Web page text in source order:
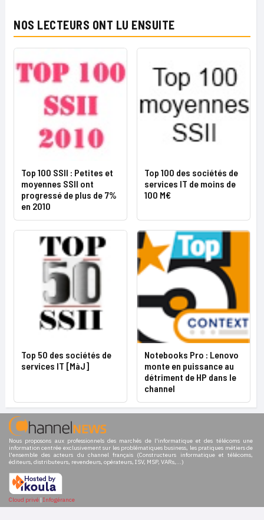
NOS LECTEURS ONT LU ENSUITE
Top 100 SSII : Petites et
moyennes SSII ont
progressé de plus de 7%
en 2010
Top 100 des sociétés de
services IT de moins de
100 M€
Top 50 des sociétés de
services IT [MàJ]
Notebooks Pro : Lenovo
monte en puissance au
détriment de HP dans le
channel
Nous proposons aux professionnels des marchés de l'informatique et des télécoms une
information centrée exclusivement sur les problématiques business, les pratiques métiers de
l'ensemble des acteurs du channel français (Constructeurs informatique et télécoms,
éditeurs, distributeurs, revendeurs, opérateurs, ISV, MSP, VARs,...)
Cloud privé | Infogérance